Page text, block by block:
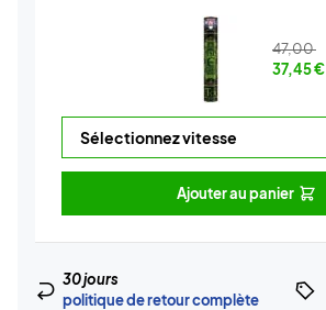
47,00
37,45€
Ajouter au panier
30 jours
politique de retour complète